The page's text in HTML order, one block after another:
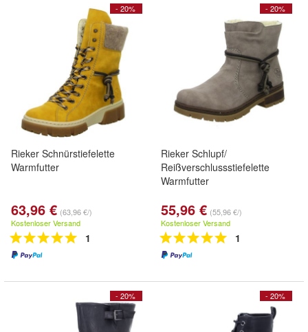
- 20%
Rieker Schnürstiefelette
Warmfutter
63,96 € (63,96 €/)
Kostenloser Versand
1
- 20%
Rieker Schlupf/
Reißverschlussstiefelette
Warmfutter
55,96 € (55,96 €/)
Kostenloser Versand
1
- 20% - 20%